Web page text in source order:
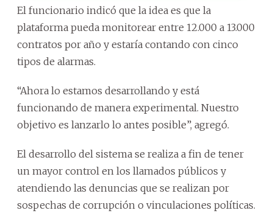
El funcionario indicó que la idea es que la
plataforma pueda monitorear entre 12.000 a 13.000
contratos por año y estaría contando con cinco
tipos de alarmas.
“Ahora lo estamos desarrollando y está
funcionando de manera experimental. Nuestro
objetivo es lanzarlo lo antes posible”, agregó.
El desarrollo del sistema se realiza a fin de tener
un mayor control en los llamados públicos y
atendiendo las denuncias que se realizan por
sospechas de corrupción o vinculaciones políticas.